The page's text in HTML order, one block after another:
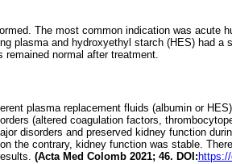
The most common indication was acute
plasma and hydroxyethyl starch (HES) had a
normal after treatment.
plasma replacement fluids (albumin or
(altered coagulation factors,
disorders and preserved kidney function
the contrary, kidney function was stable.
(Acta Med Colomb 2021; 46. DOI: